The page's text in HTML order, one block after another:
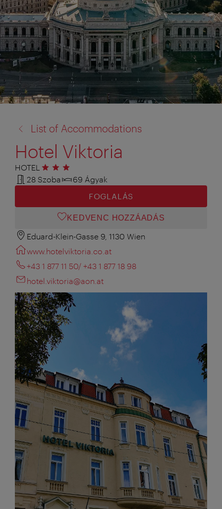
a:
List of Accommodations
Hotel Viktoria
HOTEL 3 csillag
28 Szoba
69 Ágyak
FOGLALÁS
KEDVENC HOZZÁADÁS
Eduard-Klein-Gasse 9, 1130 Wien
www.hotelviktoria.co.at
+43 1 877 11 50/ +43 1 877 18 98
hotel.viktoria@aon.at